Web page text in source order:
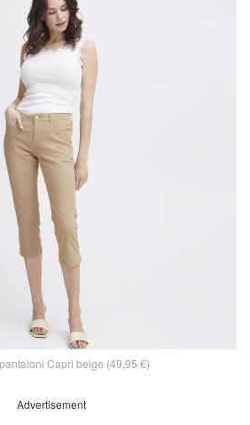
Capri beige (49,95 €)
Advertisement